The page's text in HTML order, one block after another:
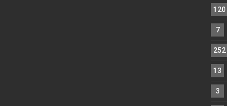
120
7
252
13
3